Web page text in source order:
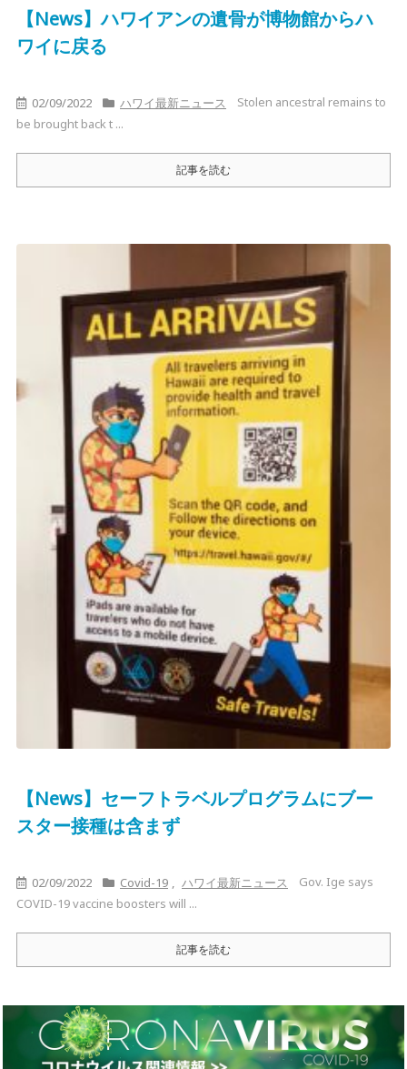
【News】ハワイアンの遺骨が博物館からハ
ワイに戻る
02/09/2022 ハワイ最新ニュース
Stolen ancestral remains to
be brought back t ...
記事を読む
【News】セーフトラベルプログラムにブー
スター接種は含まず
02/09/2022 Covid-19 , ハワイ最新ニュース
Gov. Ige says
COVID-19 vaccine boosters will ...
記事を読む